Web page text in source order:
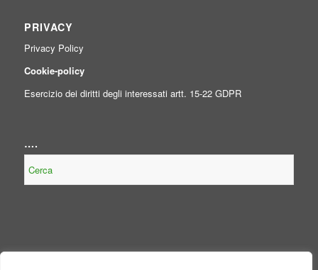
PRIVACY
Privacy Policy
Cookie-policy
Esercizio dei diritti degli interessati artt. 15-22 GDPR
….
NOTE LEGALI